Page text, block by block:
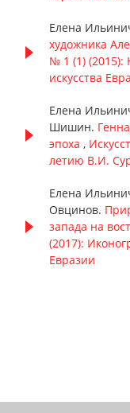
Елена
художника
№ 1 (1) (2015):
искусства
Елена
Шишин.
эпоха ,
летию В.И.
Елена
Овцинов.
запада на
(2017):
Евразии